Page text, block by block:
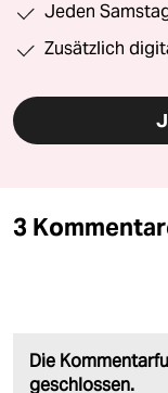
Jeden
Zusätzlich
3
Die
geschlossen.